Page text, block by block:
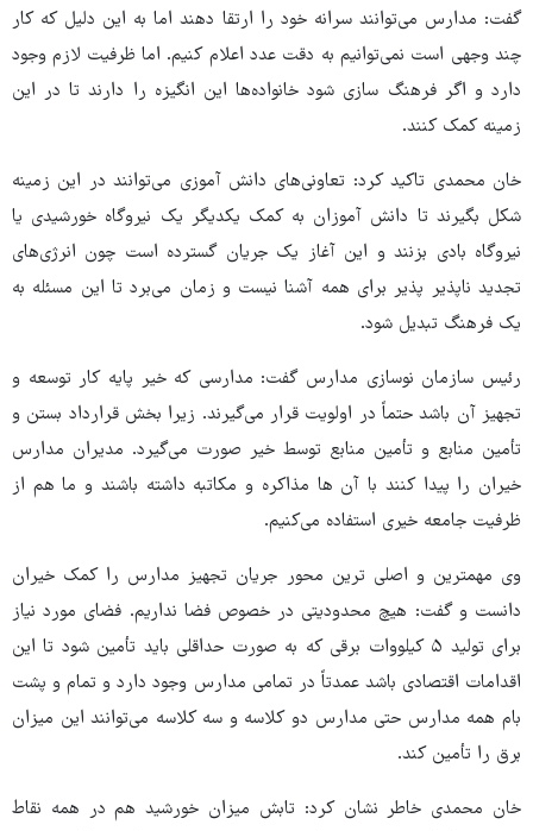
گفت: مدارس می‌توانند سرانه خود را ارتقا دهند اما به این دلیل که کار
چند وجهی است نمی‌توانیم به دقت عدد اعلام کنیم. اما ظرفیت لازم وجود
دارد و اگر فرهنگ سازی شود خانواده‌ها این انگیزه را دارند تا در این
زمینه کمک کنند.
خان محمدی تاکید کرد: تعاونی‌های دانش آموزی می‌توانند در این زمینه
شکل بگیرند تا دانش آموزان به کمک یکدیگر یک نیروگاه خورشیدی یا
نیروگاه بادی بزنند و این آغاز یک جریان گسترده است چون انرژی‌های
تجدید ناپذیر پذیر برای همه آشنا نیست و زمان می‌برد تا این مسئله به
یک فرهنگ تبدیل شود.
رئیس سازمان نوسازی مدارس گفت: مدارسی که خیر پایه کار توسعه و
تجهیز آن باشد حتماً در اولویت قرار می‌گیرند. زیرا بخش قرارداد بستن و
تأمین منابع و تأمین منابع توسط خیر صورت می‌گیرد. مدیران مدارس
خیران را پیدا کنند با آن ها مذاکره و مکاتبه داشته باشند و ما هم از
ظرفیت جامعه خیری استفاده می‌کنیم.
وی مهمترین و اصلی ترین محور جریان تجهیز مدارس را کمک خیران
دانست و گفت: هیچ محدودیتی در خصوص فضا نداریم. فضای مورد نیاز
برای تولید ۵ کیلووات برقی که به صورت حداقلی باید تأمین شود تا این
اقدامات اقتصادی باشد عمدتاً در تمامی مدارس وجود دارد و تمام و پشت
بام همه مدارس حتی مدارس دو کلاسه و سه کلاسه می‌توانند این میزان
برق را تأمین کند.
خان محمدی خاطر نشان کرد: تابش میزان خورشید هم در همه نقاط